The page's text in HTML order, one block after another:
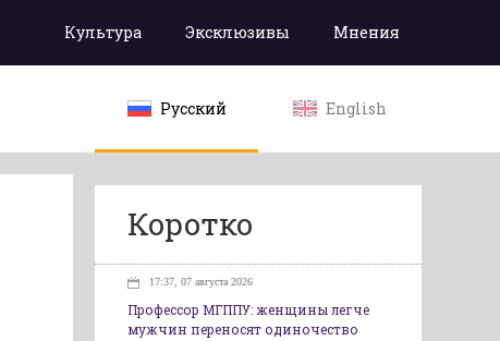
Культура Эксклюзивы Мнения
Русский English
Коротко
17:37, 07 августа 2026
Профессор МГППУ: женщины легче
мужчин переносят одиночество